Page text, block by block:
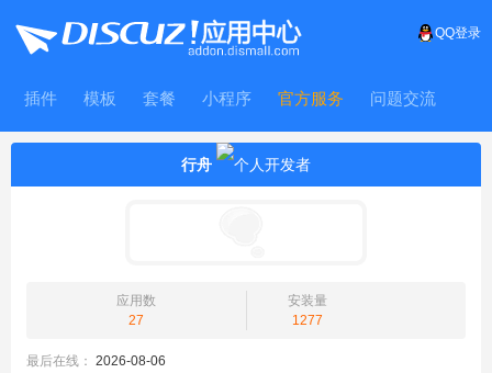
QQ登录
插件 模板 套餐 小程序 官方服务 问题交流
行舟
应用数
27
安装量
1277
最后在线： 2026-08-06